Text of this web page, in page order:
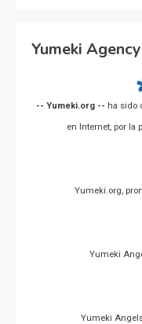
Yumeki
-- Yumeki.org -- ha sido
en Internet, por la
Yumeki.org,
Yumeki
Yumeki